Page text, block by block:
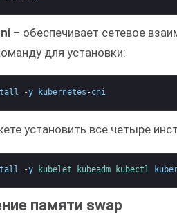
– обеспечивает сетевое
для установки:
-y kubernetes -cni
установить все четыре
-y kubelet kubeadm kubectl
памяти swap